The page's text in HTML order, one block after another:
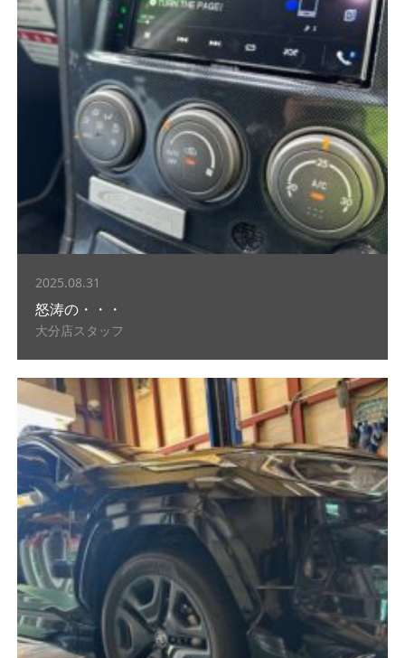
2025.08.31
怒涛の・・・
大分店スタッフ